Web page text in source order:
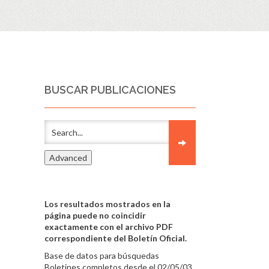
BUSCAR PUBLICACIONES
Los resultados mostrados en la
página puede no coincidir
exactamente con el archivo PDF
correspondiente del Boletín Oficial.
Base de datos para búsquedas
Boletines completos desde el 02/05/03